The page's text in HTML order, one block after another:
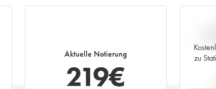
Aktuelle Notierung
219€
zu